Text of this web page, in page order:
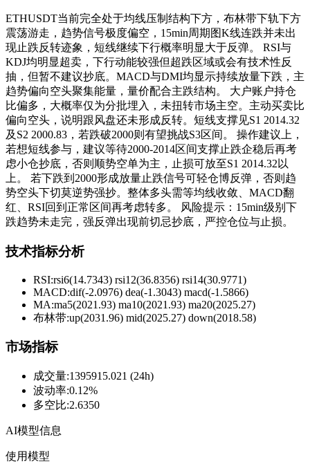
ETHUSDT当前完全处于均线压制结构下方，布林带下轨下方
震荡游走，趋势信号极度偏空，15min周期图K线连跌并未出
现止跌反转迹象，短线继续下行概率明显大于反弹。 RSI与
KDJ均明显超卖，下行动能较强但超跌区域或会有技术性反
抽，但暂不建议抄底。MACD与DMI均显示持续放量下跌，主
趋势偏向空头聚集能量，量价配合主跌结构。 大户账户持仓
比偏多，大概率仅为分批埋入，未扭转市场主空。主动买卖比
偏向空头，说明跟风盘还未形成反转。短线支撑见S1 2014.32
及S2 2000.83，若跌破2000则有望挑战S3区间。 操作建议上，
若想短线参与，建议等待2000-2014区间支撑止跌企稳后再考
虑小仓抄底，否则顺势空单为主，止损可放至S1 2014.32以
上。 若下跌到2000形成放量止跌信号可轻仓博反弹，否则趋
势空头下切莫逆势强抄。整体多头需等均线收敛、MACD翻
红、RSI回到正常区间再考虑转多。 风险提示：15min级别下
跌趋势未走完，强反弹出现前切忌抄底，严控仓位与止损。
技术指标分析
RSI:rsi6(14.7343) rsi12(36.8356) rsi14(30.9771)
MACD:dif(-2.0976) dea(-1.3043) macd(-1.5866)
MA:ma5(2021.93) ma10(2021.93) ma20(2025.27)
布林带:up(2031.96) mid(2025.27) down(2018.58)
市场指标
成交量:1395915.021 (24h)
波动率:0.12%
多空比:2.6350
AI模型信息
使用模型